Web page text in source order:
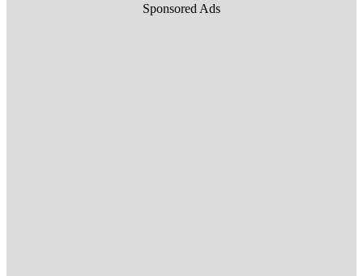
Sponsored Ads